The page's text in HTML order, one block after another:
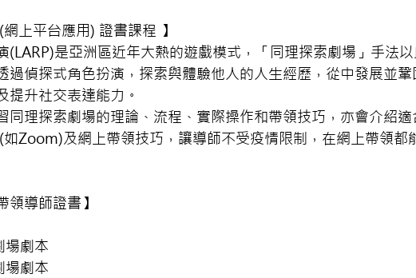
網上平台應用) 證書課程 】
(LARP)是亞洲區近年大熱的遊戲模式，「同理探索劇場」手法以
過偵探式角色扮演，探索與體驗他人的人生經歷，從中發展並鞏
提升社交表達能力。
同理探索劇場的理論、流程、實際操作和帶領技巧，亦會介紹適
Zoom)及網上帶領技巧，讓導師不受疫情限制，在網上帶領都
領導師證書】
場劇本
場劇本